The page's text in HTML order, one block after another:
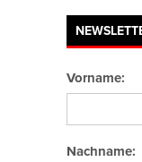
Vorname:
Nachname: